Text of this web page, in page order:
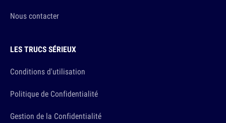
Nous contacter
LES TRUCS SÉRIEUX
Conditions d'utilisation
Politique de Confidentialité
Gestion de la Confidentialité